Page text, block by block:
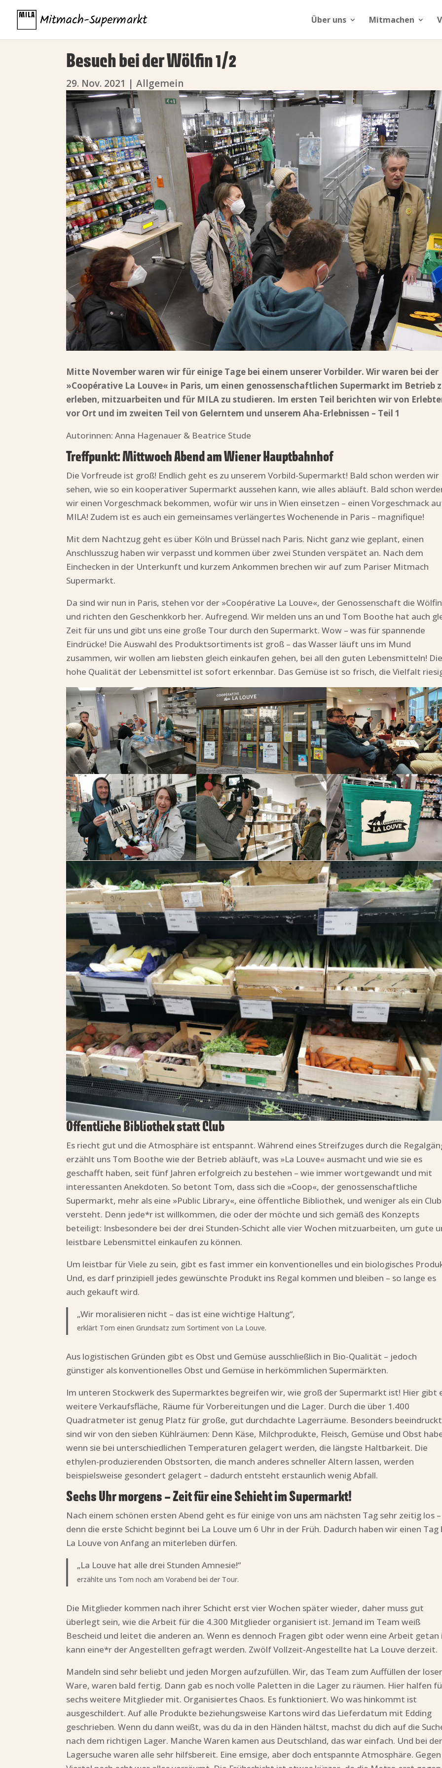
Über uns Mitmachen
Besuch bei der Wölfin 1/2
29. Nov. 2021 |Allgemein
Mitte November waren wir für einige Tage bei einem unserer Vorbilder. Wir waren bei der
»Coopérative La Louve« in Paris, um einen genossenschaftlichen Supermarkt im Betrieb
erleben, mitzuarbeiten und für MILA zu studieren. Im ersten Teil berichten wir von
vor Ort und im zweiten Teil von Gelerntem und unseremAha-Erlebnissen – Teil 1
Autorinnen: Anna Hagenauer & Beatrice Stude
Treffpunkt: Mittwoch Abend am Wiener Hauptbahnhof
Die Vorfreude ist groß! Endlich geht es zu unserem Vorbild-Supermarkt! Bald schon werden wir
sehen, wie so ein kooperativer Supermarkt aussehen kann, wie alles abläuft. Bald schon
wir einen Vorgeschmack bekommen, wofür wir uns in Wien einsetzen – einen Vorgeschmack
MILA! Zudem ist es auch ein gemeinsames verlängertes Wochenende in Paris – magnifique!
Mit dem Nachtzug geht es über Köln und Brüssel nach Paris. Nicht ganz wie geplant, einen
Anschlusszug haben wir verpasst und kommen über zwei Stunden verspätet an. Nach dem
Einchecken in der Unterkunft und kurzem Ankommen brechen wir auf zum Pariser Mitmach
Supermarkt.
Da sind wir nun in Paris, stehen vor der »Coopérative La Louve«, der Genossenschaft die
und richten den Geschenkkorb her. Aufregend. Wir melden uns an und Tom Boothe hat auch
Zeit für uns und gibt uns eine große Tour durch den Supermarkt. Wow – was für spannende
Eindrücke! Die Auswahl des Produktsortiments ist groß – das Wasser läuft uns im Mund
zusammen, wir wollen am liebsten gleich einkaufen gehen, bei all den guten Lebensmitteln!
hohe Qualität der Lebensmittel ist sofort erkennbar. Das Gemüse ist so frisch, die Vielfalt
Öffentliche Bibliothek statt Club
Es riecht gut und die Atmosphäre ist entspannt. Während eines Streifzuges durch die
erzählt uns Tom Boothe wie der Betrieb abläuft, was »La Louve« ausmacht und wie sie es
geschafft haben, seit fünf Jahren erfolgreich zu bestehen – wie immer wortgewandt und mit
interessanten Anekdoten. So betont Tom, dass sich die »Coop«, der genossenschaftliche
Supermarkt, mehr als eine »Public Library«, eine öffentliche Bibliothek, und weniger als ein Club
versteht. Denn jede*r ist willkommen, die oder der möchte und sich gemäß des Konzepts
beteiligt: Insbesondere bei der drei Stunden-Schicht alle vier Wochen mitzuarbeiten, um gute
leistbare Lebensmittel einkaufen zu können.
Um leistbar für Viele zu sein, gibt es fast immer ein konventionelles und ein biologisches
Und, es darf prinzipiell jedes gewünschte Produkt ins Regal kommen und bleiben – so lange es
auch gekauft wird.
„Wir moralisieren nicht – das ist eine wichtige Haltung“,
erklärt Tom einen Grundsatz zum Sortiment von La Louve.
Aus logistischen Gründen gibt es Obst und Gemüse ausschließlich in Bio-Qualität – jedoch
günstiger als konventionelles Obst und Gemüse in herkömmlichen Supermärkten.
Im unteren Stockwerk des Supermarktes begreifen wir, wie groß der Supermarkt ist! Hier gibt
weitere Verkaufsfläche, Räume für Vorbereitungen und die Lager. Durch die über 1.400
Quadratmeter ist genug Platz für große, gut durchdachte Lagerräume. Besonders beeindruckt
sind wir von den sieben Kühlräumen: Denn Käse, Milchprodukte, Fleisch, Gemüse und Obst
wenn sie bei unterschiedlichen Temperaturen gelagert werden, die längste Haltbarkeit. Die
ethylen-produzierenden Obstsorten, die manch anderes schneller Altern lassen, werden
beispielsweise gesondert gelagert – dadurch entsteht erstaunlich wenig Abfall.
Sechs Uhr morgens – Zeit für eine Schicht im Supermarkt!
Nach einem schönen ersten Abend geht es für einige von uns am nächsten Tag sehr zeitig los –
denn die erste Schicht beginnt bei La Louve um 6 Uhr in der Früh. Dadurch haben wir einen Tag
La Louve von Anfang an miterleben dürfen.
„La Louve hat alle drei Stunden Amnesie!“
erzählte uns Tom noch am Vorabend bei der Tour.
Die Mitglieder kommen nach ihrer Schicht erst vier Wochen später wieder, daher muss gut
überlegt sein, wie die Arbeit für die 4.300 Mitglieder organisiert ist. Jemand im Team weiß
Bescheid und leitet die anderen an. Wenn es dennoch Fragen gibt oder wenn eine Arbeit getan
kann eine*r der Angestellten gefragt werden. Zwölf Vollzeit-Angestellte hat La Louve derzeit.
Mandeln sind sehr beliebt und jeden Morgen aufzufüllen. Wir, das Team zum Auffüllen der
Ware, waren bald fertig. Dann gab es noch volle Paletten in die Lager zu räumen. Hier halfen
sechs weitere Mitglieder mit. Organisiertes Chaos. Es funktioniert. Wo was hinkommt ist
ausgeschildert. Auf alle Produkte beziehungsweise Kartons wird das Lieferdatum mit Edding
geschrieben. Wenn du dann weißt, was du da in den Händen hältst, machst du dich auf die
nach dem richtigen Lager. Manche Waren kamen aus Deutschland, das war einfach. Und bei
Lagersuche waren alle sehr hilfsbereit. Eine emsige, aber doch entspannte Atmosphäre. Gegen